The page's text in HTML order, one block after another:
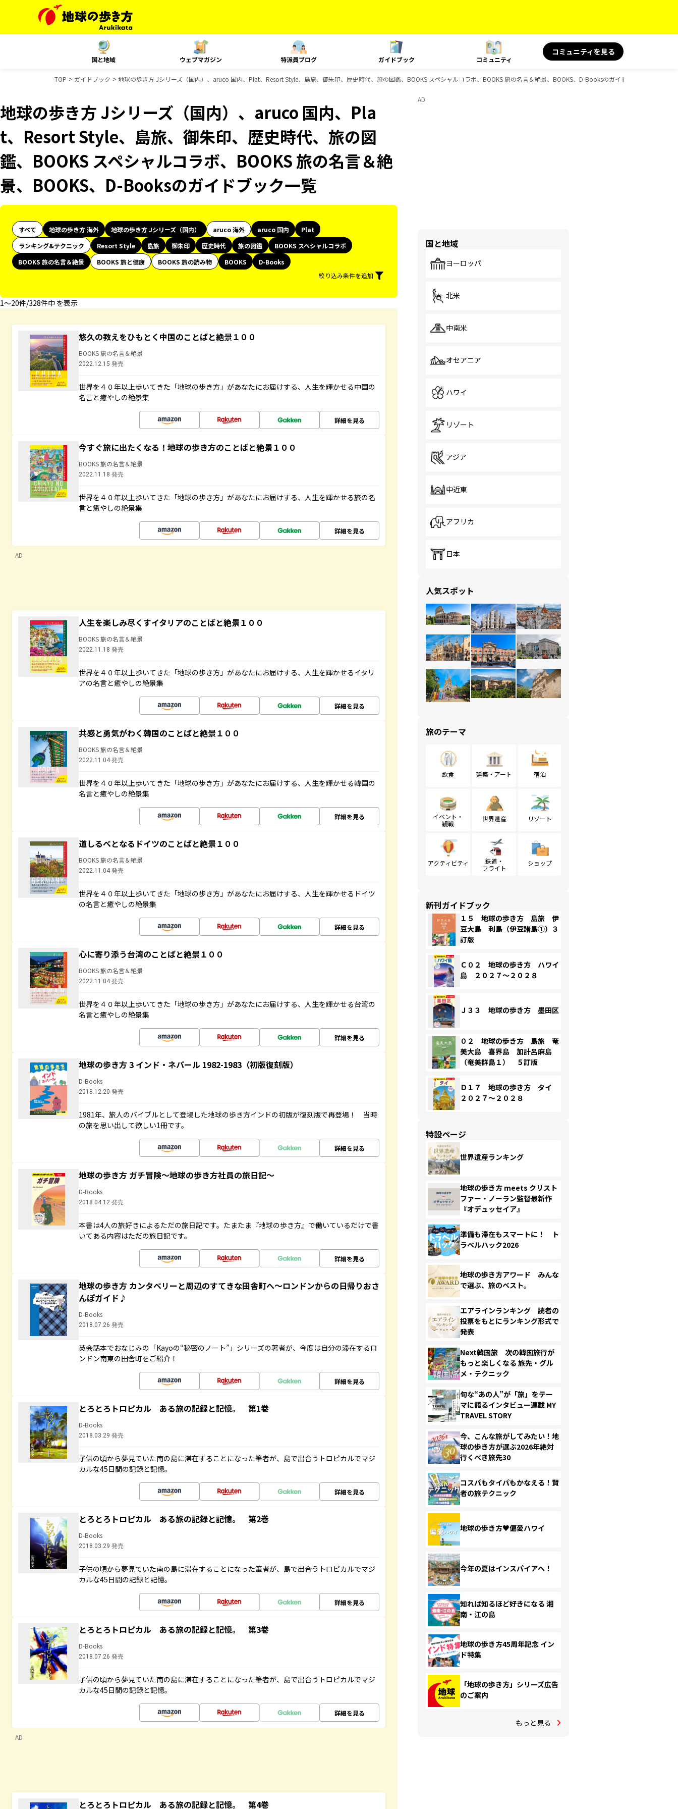
国と地域 ウェブマガジン 特派員ブログ ガイドブック コミュニティ
コミュニティを見る
TOP ガイドブック 地球の歩き方 Jシリーズ（国内）、aruco 国内、Plat、Resort Style、島旅、御朱印、歴史時代、旅の図鑑、BOOKS スペシャルコラボ、BOOKS 旅の名言＆絶景、BOOKS、D-Booksのガイドブック一覧
地球の歩き方 Jシリーズ（国内）、aruco 国内、Pla
t、Resort Style、島旅、御朱印、歴史時代、旅の図
鑑、BOOKS スペシャルコラボ、BOOKS 旅の名言＆絶
景、BOOKS、D-Booksのガイドブック一覧
すべて 地球の歩き方 海外 地球の歩き方 Jシリーズ（国内） aruco 海外 aruco 国内
Plat
ランキング&テクニック
Resort Style 島旅 御朱印 歴史時代 旅の図鑑
BOOKS スペシャルコラボ
BOOKS 旅の名言＆絶景
BOOKS 旅と健康 BOOKS 旅の読み物 BOOKS
D-Books
絞り込み条件を追加
1〜20件/328件中 を表示
悠久の教えをひもとく中国のことばと絶景１００
BOOKS 旅の名言＆絶景
2022.12.15 発売
世界を４０年以上歩いてきた「地球の歩き方」があなたにお届けする、人生を輝かせる中国の
名言と癒やしの絶景集
詳細を見る
今すぐ旅に出たくなる！地球の歩き方のことばと絶景１００
BOOKS 旅の名言＆絶景
2022.11.18 発売
世界を４０年以上歩いてきた「地球の歩き方」があなたにお届けする、人生を輝かせる旅の名
言と癒やしの絶景集
詳細を見る
AD
人生を楽しみ尽くすイタリアのことばと絶景１００
BOOKS 旅の名言＆絶景
2022.11.18 発売
世界を４０年以上歩いてきた「地球の歩き方」があなたにお届けする、人生を輝かせるイタリ
アの名言と癒やしの絶景集
詳細を見る
共感と勇気がわく韓国のことばと絶景１００
BOOKS 旅の名言＆絶景
2022.11.04 発売
世界を４０年以上歩いてきた「地球の歩き方」があなたにお届けする、人生を輝かせる韓国の
名言と癒やしの絶景集
詳細を見る
道しるべとなるドイツのことばと絶景１００
BOOKS 旅の名言＆絶景
2022.11.04 発売
世界を４０年以上歩いてきた「地球の歩き方」があなたにお届けする、人生を輝かせるドイツ
の名言と癒やしの絶景集
詳細を見る
心に寄り添う台湾のことばと絶景１００
BOOKS 旅の名言＆絶景
2022.11.04 発売
世界を４０年以上歩いてきた「地球の歩き方」があなたにお届けする、人生を輝かせる台湾の
名言と癒やしの絶景集
詳細を見る
地球の歩き方 3 インド・ネパール 1982-1983（初版復刻版）
D-Books
2018.12.20 発売
1981年、旅人のバイブルとして登場した地球の歩き方インドの初版が復刻版で再登場！ 当時
の旅を思い出して欲しい1冊です。
詳細を見る
地球の歩き方 ガチ冒険～地球の歩き方社員の旅日記～
D-Books
2018.04.12 発売
本書は4人の旅好きによるただの旅日記です。たまたま『地球の歩き方』で働いているだけで書
いてある内容はただの旅日記です。
詳細を見る
地球の歩き方 カンタベリーと周辺のすてきな田舎町へ～ロンドンからの日帰りおさ
んぽガイド♪
D-Books
2018.07.26 発売
英会話本でおなじみの「Kayoの“秘密のノート”」シリーズの著者が、今度は自分の滞在するロ
ンドン南東の田舎町をご紹介！
詳細を見る
とろとろトロピカル ある旅の記録と記憶。 第1巻
D-Books
2018.03.29 発売
子供の頃から夢見ていた南の島に滞在することになった筆者が、島で出合うトロピカルでマジ
カルな45日間の記録と記憶。
詳細を見る
とろとろトロピカル ある旅の記録と記憶。 第2巻
D-Books
2018.03.29 発売
子供の頃から夢見ていた南の島に滞在することになった筆者が、島で出合うトロピカルでマジ
カルな45日間の記録と記憶。
詳細を見る
とろとろトロピカル ある旅の記録と記憶。 第3巻
D-Books
2018.07.26 発売
子供の頃から夢見ていた南の島に滞在することになった筆者が、島で出合うトロピカルでマジ
カルな45日間の記録と記憶。
詳細を見る
AD
とろとろトロピカル ある旅の記録と記憶。 第4巻
AD
国と地域
ヨーロッパ
北米
中南米
オセアニア
ハワイ
リゾート
アジア
中近東
アフリカ
日本
人気スポット
旅のテーマ
飲食 建築・アート 宿泊
イベント・
観戦
世界遺産 リゾート
アクティビティ
鉄道・
フライト
ショップ
新刊ガイドブック
１５ 地球の歩き方 島旅 伊
豆大島 利島（伊豆諸島①）３
訂版
Ｃ０２ 地球の歩き方 ハワイ
島 ２０２７～２０２８
Ｊ３３ 地球の歩き方 墨田区
０２ 地球の歩き方 島旅 奄
美大島 喜界島 加計呂麻島
（奄美群島１） ５訂版
Ｄ１７ 地球の歩き方 タイ
２０２７～２０２８
特設ページ
世界遺産ランキング
地球の歩き方 meets クリスト
ファー・ノーラン監督最新作
『オデュッセイア』
準備も滞在もスマートに！ ト
ラベルハック2026
地球の歩き方アワード みんな
で選ぶ、旅のベスト。
エアラインランキング 読者の
投票をもとにランキング形式で
発表
Next韓国旅 次の韓国旅行が
もっと楽しくなる 旅先・グル
メ・テクニック
旬な“あの人”が「旅」をテー
マに語るインタビュー連載 MY
TRAVEL STORY
今、こんな旅がしてみたい！地
球の歩き方が選ぶ2026年絶対
行くべき旅先30
コスパもタイパもかなえる！賢
者の旅テクニック
地球の歩き方♥偏愛ハワイ
今年の夏はインスパイアへ！
知れば知るほど好きになる 湘
南・江の島
地球の歩き方45周年記念 イン
ド特集
「地球の歩き方」シリーズ広告
のご案内
もっと見る